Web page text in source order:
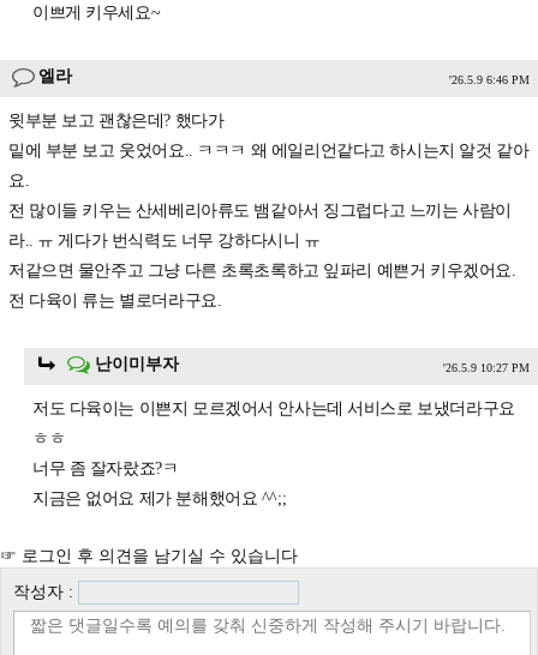
이쁘게 키우세요~
엘라 '26.5.9 6:46 PM
윗부분 보고 괜찮은데? 했다가
밑에 부분 보고 웃었어요.. ㅋㅋㅋ 왜 에일리언같다고 하시는지 알것 같아
요.
전 많이들 키우는 산세베리아류도 뱀같아서 징그럽다고 느끼는 사람이
라.. ㅠ 게다가 번식력도 너무 강하다시니 ㅠ
저같으면 물안주고 그냥 다른 초록초록하고 잎파리 예쁜거 키우겠어요.
전 다육이 류는 별로더라구요.
난이미부자 '26.5.9 10:27 PM
저도 다육이는 이쁜지 모르겠어서 안사는데 서비스로 보냈더라구요
ㅎㅎ
너무 좀 잘자랐죠?ㅋ
지금은 없어요 제가 분해했어요 ^^;;
☞ 로그인 후 의견을 남기실 수 있습니다
작성자 :